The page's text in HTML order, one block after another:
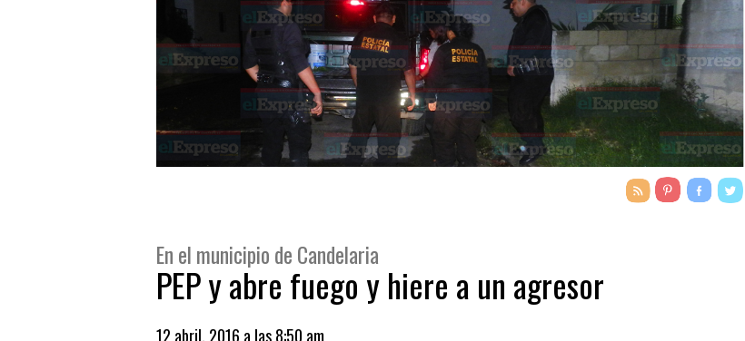
En el municipio de Candelaria
PEP y abre fuego y hiere a un agresor
12 abril, 2016 a las 8:50 am